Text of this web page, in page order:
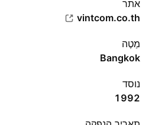
אתר‏
vintcom.co.th
מַטֶה
Bangkok
נוסד
1992